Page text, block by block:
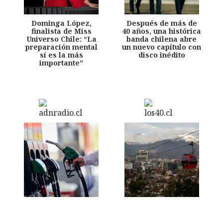
Dominga López,
finalista de Miss
Universo Chile: “La
preparación mental
sí es la más
importante”
Después de más de
40 años, una histórica
banda chilena abre
un nuevo capítulo con
disco inédito